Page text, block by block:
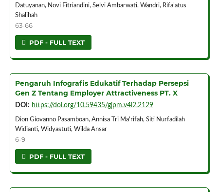
Datuyanan, Novi Fitriandini, Selvi Ambarwati, Wandri, Rifa’atus
Shalihah
63-66
PDF - FULL TEXT
Pengaruh Infografis Edukatif Terhadap Persepsi
Gen Z Tentang Employer Attractiveness PT. X
DOI: https://doi.org/10.59435/gjpm.v4i2.2129
Dion Giovanno Pasamboan, Annisa Tri Ma'rifah, Siti Nurfadilah
Widianti, Widyastuti, Wilda Ansar
6-9
PDF - FULL TEXT